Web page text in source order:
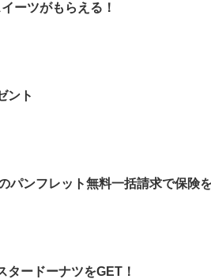
ーツがもらえる！
ント
パンフレット無料一括請求で保険
タードーナツをGET！